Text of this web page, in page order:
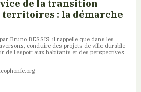
de la transition
territoires : la démarche
Bruno BESSIS, il rappelle que dans les
conduire des projets de ville durable
de l’espoir aux habitants et des perspectives